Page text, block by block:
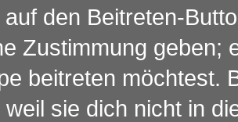
auf den Beitreten-
Zustimmung geben;
beitreten möchtest.
weil sie dich nicht in